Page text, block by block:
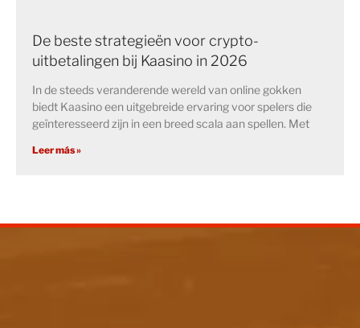
De beste strategieën voor crypto-
uitbetalingen bij Kaasino in 2026
In de steeds veranderende wereld van online gokken
biedt Kaasino een uitgebreide ervaring voor spelers die
geïnteresseerd zijn in een breed scala aan spellen. Met
Leer más »